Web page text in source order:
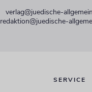
verlag@juedische-
redaktion@juedische-
SERVICE